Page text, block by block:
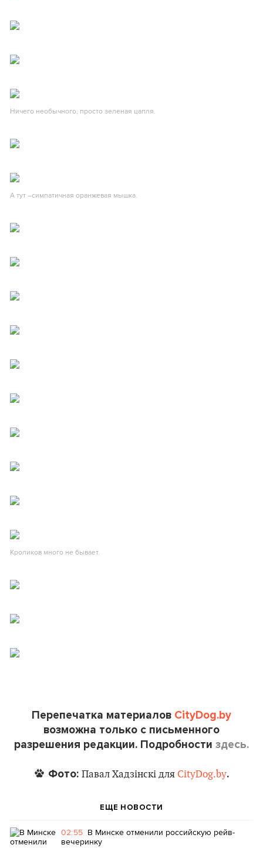
Ничего необычного, просто зеленая цапля.
А тут –симпатичная оранжевая мышка.
Кроликов много не бывает.
Перепечатка материалов CityDog.by
возможна только с письменного
разрешения редакции. Подробности здесь.
Фото: Павал Хадзiнскi для CityDog.by.
ЕЩЕ НОВОСТИ
02:55 В Минске отменили российскую рейв-
вечеринку